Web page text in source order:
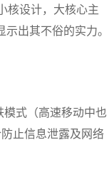
核设计，大核心主
出其不俗的实力。
式（高速移动中也
止信息泄露及网络